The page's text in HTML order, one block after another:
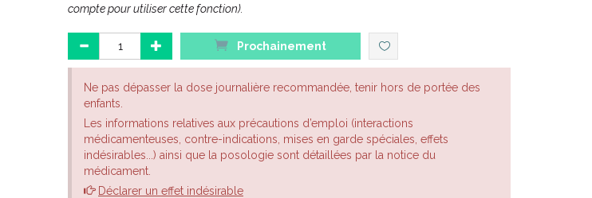
compte pour utiliser cette fonction).
Prochainement
Ne pas dépasser la dose journalière recommandée, tenir hors de portée des
enfants.
Les informations relatives aux précautions d’emploi (interactions
médicamenteuses, contre-indications, mises en garde spéciales, effets
indésirables...) ainsi que la posologie sont détaillées par la notice du
médicament.
Déclarer un effet indésirable